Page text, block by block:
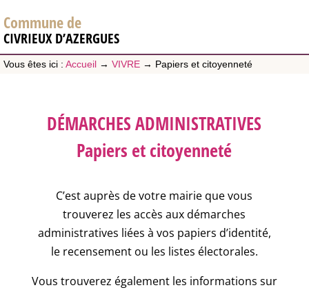
Commune de
CIVRIEUX D’AZERGUES
Vous êtes ici : Accueil → VIVRE → Papiers et citoyenneté
DÉMARCHES ADMINISTRATIVES
Papiers et citoyenneté
C’est auprès de votre mairie que vous
trouverez les accès aux démarches
administratives liées à vos papiers d’identité,
le recensement ou les listes électorales.
Vous trouverez également les informations sur